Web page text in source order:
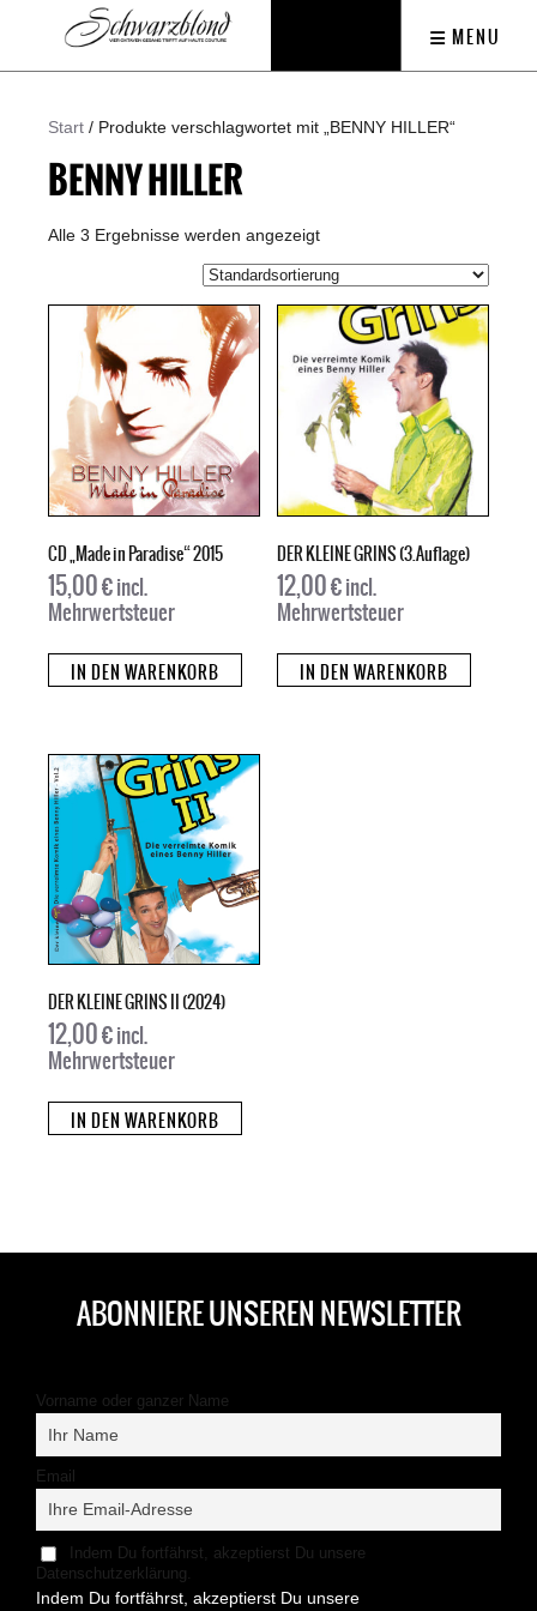
MENU
Start / Produkte verschlagwortet mit „BENNY HILLER“
BENNY HILLER
Alle 3 Ergebnisse werden angezeigt
CD „Made in Paradise“ 2015
15,00€incl.
Mehrwertsteuer
IN DEN WARENKORB
DER KLEINE GRINS (3.Auflage)
12,00€incl.
Mehrwertsteuer
IN DEN WARENKORB
DER KLEINE GRINS II (2024)
12,00€incl.
Mehrwertsteuer
IN DEN WARENKORB
ABONNIERE UNSEREN NEWSLETTER
Vorname oder ganzer Name
Email
Indem Du fortfährst, akzeptierst Du unsere
Datenschutzerklärung.
Indem Du fortfährst, akzeptierst Du unsere
STANDARDSORTIERUNG
BELIEBTHEIT
DURCHSCHNITTSBEWERTUNG
AKTUALITÄT
AUFSTEIGEND
ABSTEIGEND